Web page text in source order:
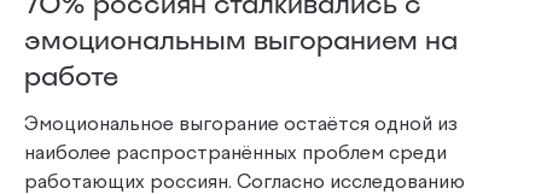
эмоциональным выгоранием на
работе
Эмоциональное выгорание остаётся одной из
наиболее распространённых проблем среди
работающих россиян. Согласно исследованию